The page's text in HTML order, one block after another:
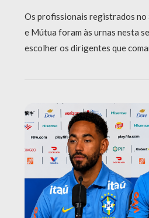
Os profissionais registrados no
e Mútua foram às urnas nesta
escolher os dirigentes que